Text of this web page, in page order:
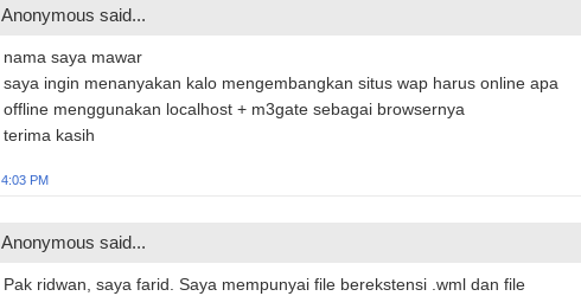
Anonymous said...
nama saya mawar
saya ingin menanyakan kalo mengembangkan situs wap harus online apa
offline menggunakan localhost + m3gate sebagai browsernya
terima kasih
4:03 PM
Anonymous said...
Pak ridwan, saya farid. Saya mempunyai file berekstensi .wml dan file